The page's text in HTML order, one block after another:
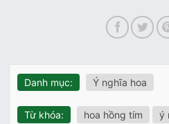
Danh mục: Ý nghĩa hoa
Từ khóa: hoa hồng tím ý